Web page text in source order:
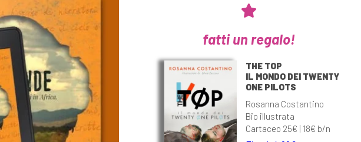
fatti un regalo!
THE TOP
IL MONDO DEI TWENTY
ONE PILOTS
Rosanna Costantino
Bio illustrata
Cartaceo 25€ | 18€ b/n